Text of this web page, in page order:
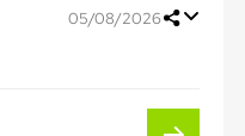
05/08/2026